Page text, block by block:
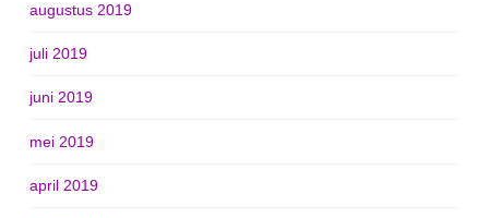
augustus 2019
juli 2019
juni 2019
mei 2019
april 2019